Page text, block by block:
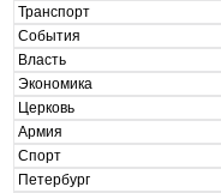
Транспорт
События
Власть
Экономика
Церковь
Армия
Спорт
Петербург